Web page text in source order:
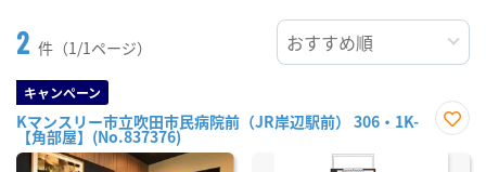
2 件（1/1ページ）
キャンペーン
Kマンスリー市立吹田市民病院前（JR岸辺駅前） 306・1K-
【角部屋】(No.837376)
に入